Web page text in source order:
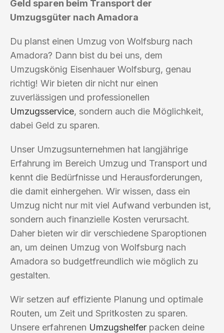
Geld sparen beim Transport der
Umzugsgüter nach Amadora
Du planst einen Umzug von Wolfsburg nach
Amadora? Dann bist du bei uns, dem
Umzugskönig Eisenhauer Wolfsburg, genau
richtig! Wir bieten dir nicht nur einen
zuverlässigen und professionellen
Umzugsservice, sondern auch die Möglichkeit,
dabei Geld zu sparen.
Unser Umzugsunternehmen hat langjährige
Erfahrung im Bereich Umzug und Transport und
kennt die Bedürfnisse und Herausforderungen,
die damit einhergehen. Wir wissen, dass ein
Umzug nicht nur mit viel Aufwand verbunden ist,
sondern auch finanzielle Kosten verursacht.
Daher bieten wir dir verschiedene Sparoptionen
an, um deinen Umzug von Wolfsburg nach
Amadora so budgetfreundlich wie möglich zu
gestalten.
Wir setzen auf effiziente Planung und optimale
Routen, um Zeit und Spritkosten zu sparen.
Unsere erfahrenen Umzugshelfer packen deine